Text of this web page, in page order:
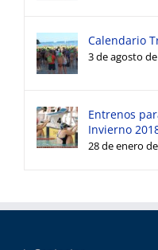
Calendario
3 de agosto
Entrenos
Invierno
28 de enero